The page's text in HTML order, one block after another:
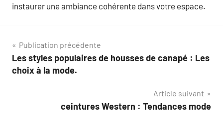
instaurer une ambiance cohérente dans votre espace.
Navigation
de
Publication précédente
Les styles populaires de housses de canapé : Les
choix à la mode.
Article suivant
ceintures Western : Tendances mode